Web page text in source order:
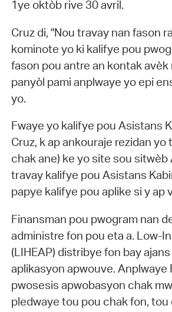
1ye oktòb rive 30 avril.
Cruz di, "Nou travay nan fason
kominote yo ki kalifye pou
fason pou antre an kontak
panyòl pami anplwaye yo epi
yo.
Fwaye yo kalifye pou Asistans
Cruz, k ap ankouraje rezidan
chak ane) ke yo site sou sitwèb
travay kalifye pou Asistans
papye kalifye pou aplike si y ap
Finansman pou pwogram nan
administre fon pou eta a. Low-
(LIHEAP) distribye fon bay
aplikasyon apwouve. Anplwaye
pwosesis apwobasyon chak
pledwaye tou pou chak fon,